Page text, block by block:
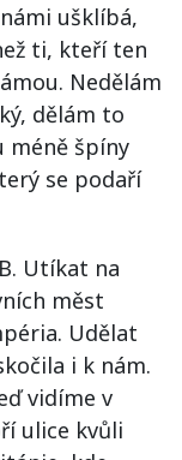
ušklíbá,
ti, kteří ten
Nedělám
dělám to
méně špíny
se podaří
Utíkat na
měst
Udělat
i k nám.
vidíme v
ulice kvůli